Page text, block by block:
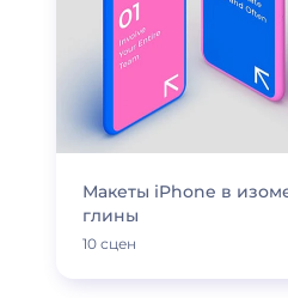
Макеты iPhone в
глины
10 сцен